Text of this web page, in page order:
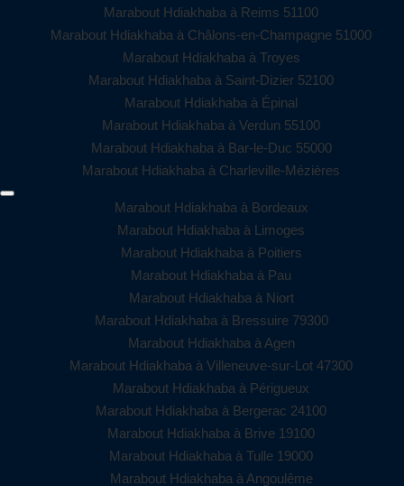
Marabout Hdiakhaba à Reims 51100
Marabout Hdiakhaba à Châlons-en-Champagne 51000
Marabout Hdiakhaba à Troyes
Marabout Hdiakhaba à Saint-Dizier 52100
Marabout Hdiakhaba à Épinal
Marabout Hdiakhaba à Verdun 55100
Marabout Hdiakhaba à Bar-le-Duc 55000
Marabout Hdiakhaba à Charleville-Mézières
Marabout Hdiakhaba à Bordeaux
Marabout Hdiakhaba à Limoges
Marabout Hdiakhaba à Poitiers
Marabout Hdiakhaba à Pau
Marabout Hdiakhaba à Niort
Marabout Hdiakhaba à Bressuire 79300
Marabout Hdiakhaba à Agen
Marabout Hdiakhaba à Villeneuve-sur-Lot 47300
Marabout Hdiakhaba à Périgueux
Marabout Hdiakhaba à Bergerac 24100
Marabout Hdiakhaba à Brive 19100
Marabout Hdiakhaba à Tulle 19000
Marabout Hdiakhaba à Angoulême